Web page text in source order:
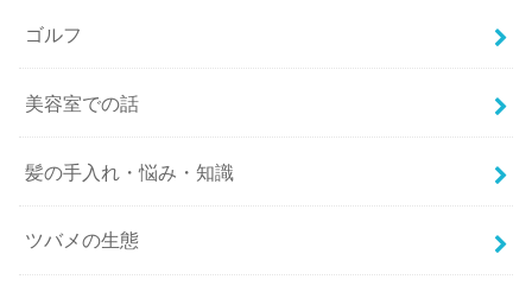
ゴルフ
美容室での話
髪の手入れ・悩み・知識
ツバメの生態